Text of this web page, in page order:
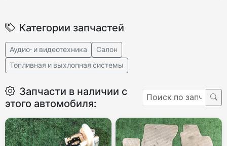
Категории запчастей
Аудио- и видеотехника
Салон
Топливная и выхлопная системы
Запчасти в наличии с
этого автомобиля: